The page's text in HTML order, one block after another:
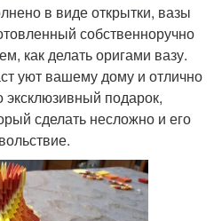
в виде открытки, вазы
собственноручно
как делать оригами вазу.
уют вашему дому и отлично
подарок,
сделать несложно и его